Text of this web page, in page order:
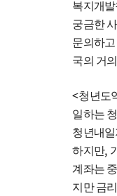
복지개
궁금한
문의하
국의 거
<청년도
일하는
청년내
하지만,
계좌는
지만 금